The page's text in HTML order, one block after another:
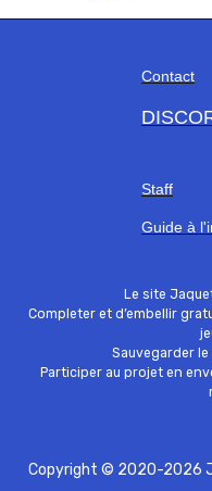
Contact
Staff
Guide à
Le site
Completer et d’embellir
Sauvegarder
Participer au projet en
Copyright © 2020-2026